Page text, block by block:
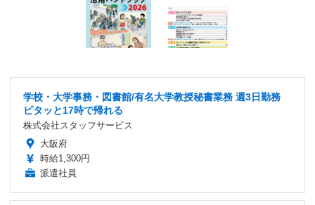
学校・大学事務・図書館/有名大学教授秘書業務 週3日勤務
ピタッと17時で帰れる
株式会社スタッフサービス
大阪府
時給1,300円
派遣社員